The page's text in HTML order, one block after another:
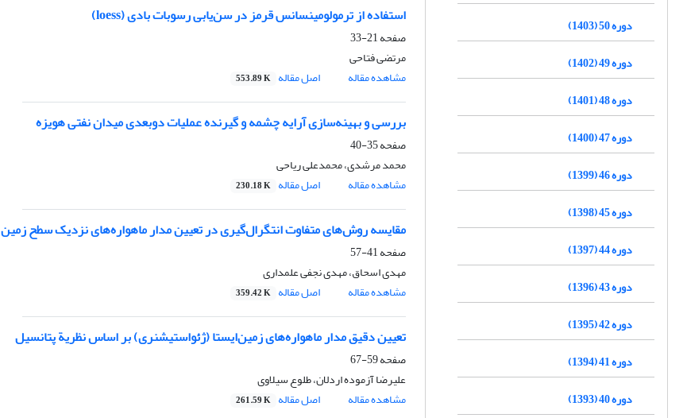
استفاده از ترمولومینسانس قرمز در سن‌یابی رسوبات بادی (loess)
صفحه21-33
مرتضی فتاحی
مشاهده مقاله
اصل مقاله 553.89 K
بررسی و بهینه‌سازی آرایه چشمه و گیرنده عملیات دوبعدی میدان نفتی هویزه
صفحه35-40
محمد مرشدی، محمدعلی ریاحی
مشاهده مقاله
اصل مقاله 230.18 K
مقایسه روش‌های متفاوت انتگرال‌گیری در تعیین مدار ماهواره‌های نزدیک سطح زمین
صفحه41-57
مهدی اسحاق، مهدی نجفی علمداری
مشاهده مقاله
اصل مقاله 359.42 K
تعیین دقیق مدار ماهواره‌های زمین‌ایستا (ژئواستیشنری) بر اساس نظریة پتانسیل
صفحه59-67
علیرضا آزموده اردلان، طلوع سیلاوی
مشاهده مقاله
اصل مقاله 261.59 K
دوره 50 (1403)
دوره 49 (1402)
دوره 48 (1401)
دوره 47 (1400)
دوره 46 (1399)
دوره 45 (1398)
دوره 44 (1397)
دوره 43 (1396)
دوره 42 (1395)
دوره 41 (1394)
دوره 40 (1393)